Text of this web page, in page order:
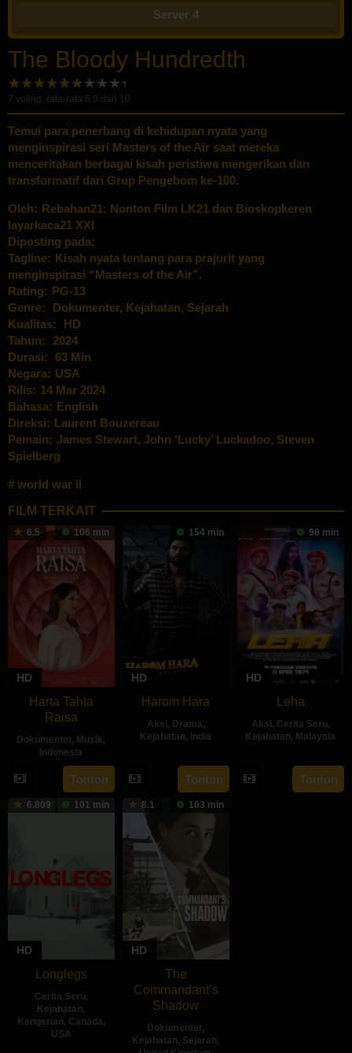
Server 4
The Bloody Hundredth
7 voting, rata-rata 6.0 dari 10
Temui para penerbang di kehidupan nyata yang
menginspirasi seri Masters of the Air saat mereka
menceritakan berbagai kisah peristiwa mengerikan dan
transformatif dari Grup Pengebom ke-100.
Oleh: Rebahan21: Nonton Film LK21 dan Bioskopkeren
layarkaca21 XXI
Diposting pada:
Tagline: Kisah nyata tentang para prajurit yang
menginspirasi “Masters of the Air”.
Rating: PG-13
Genre:
Dokumenter, Kejahatan, Sejarah
Kualitas:
HD
Tahun:
2024
Durasi:
63 Min
Negara: USA
Rilis: 14 Mar 2024
Bahasa: English
Direksi: Laurent Bouzereau
Pemain: James Stewart, John ‘Lucky’ Luckadoo, Steven
Spielberg
world war ii
FILM TERKAIT
6.5 106 min
HD
Harta Tahta
Raisa
Dokumenter, Musik,
Indonesia
Jun
2024
Soleh
Solihun
Tonton
154 min
HD
Harom Hara
Aksi, Drama,
Kejahatan, India
14
Jun
2024
Gnanasagar
Dwaraka
Tonton
98 min
HD
Leha
Aksi, Cerita Seru,
Kejahatan, Malaysia
11
Apr
2024
Azaromi
Ghozali
Tonton
6.809 101 min
HD
Longlegs
Cerita Seru,
Kejahatan,
Kengerian, Canada,
USA
8.1 103 min
HD
The
Commandant’s
Shadow
Dokumenter,
Kejahatan, Sejarah,